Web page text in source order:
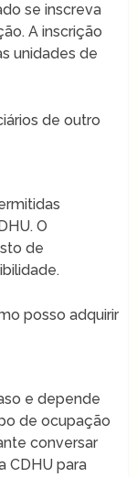
se inscreva
A inscrição
unidades de
de outro
O
de
posso adquirir
e depende
de ocupação
conversar
CDHU para